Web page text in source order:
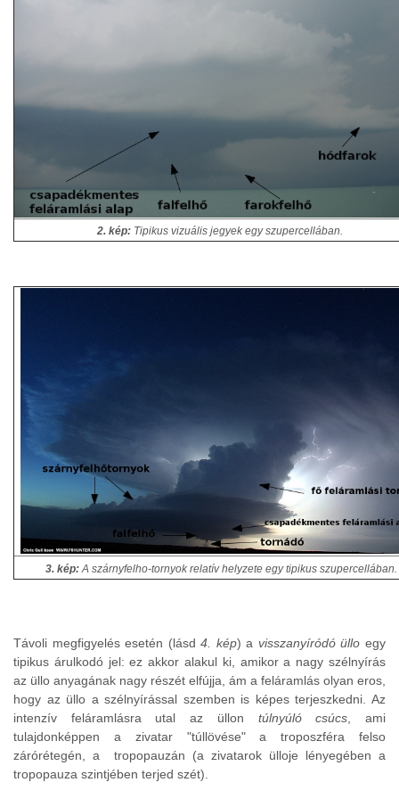
2. kép: Tipikus vizuális jegyek egy szupercellában.
3. kép:A szárnyfelho-tornyok relatív helyzete egy tipikus szupercellában.
Távoli megfigyelés esetén (lásd4. kép) a visszanyíródó üllo egy
tipikus árulkodó jel: ez akkor alakul ki, amikor a nagy szélnyírás
az üllo anyagának nagy részét elfújja, ám a feláramlás olyan eros,
hogy az üllo a szélnyírással szemben is képes terjeszkedni. Az
intenzív feláramlásra utal az üllon túlnyúló csúcs , ami
tulajdonképpen a zivatar "túllövése" a troposzféra felso
zárórétegén, a tropopauzán (a zivatarok ülloje lényegében a
tropopauza szintjében terjed szét).